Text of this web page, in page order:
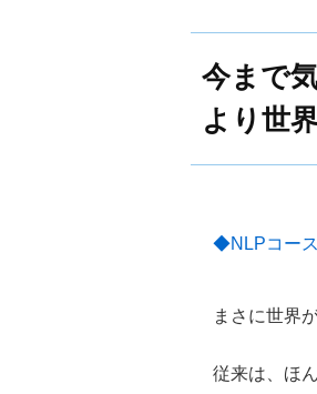
今まで
より世
◆NLPコース
まさに世界
従来は、ほ